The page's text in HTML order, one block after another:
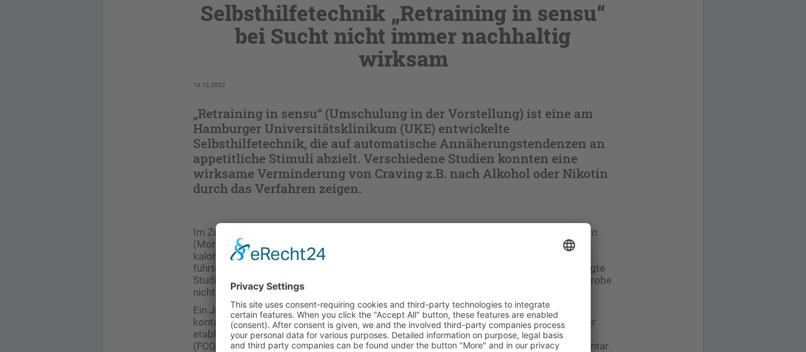
Selbsthilfetechnik „Retraining in sensu“
bei Sucht nicht immer nachhaltig
wirksam
14.12.2022
„Retraining in sensu“ (Umschulung in der Vorstellung) ist eine am
Hamburger Universitätsklinikum (UKE) entwickelte
Selbsthilfetechnik, die auf automatische Annäherungstendenzen an
appetitliche Stimuli abzielt. Verschiedene Studien konnten eine
wirksame Verminderung von Craving z.B. nach Alkohol oder Nikotin
durch das Verfahren zeigen.
Im Zuge einer 2019 publizierten randomisierten kontrollierten Studie mit 384 Teilnehmern
(Moritz et al., Transl Psychiatry, 2019) reduzierte Retraining in sensu das Verlangen nach
kalorienreichen Nahrungsmitteln nach einem sechswöchigen Interventionszeitraum und
führte zu einer Gewichtsreduktion bei den Teilnehmern (>
). Eine jetzt vorgelegte
Studie zeigt nun allerdings, dass die ermutigenden Kurzzeit-Ergebnisse bei dieser Stichprobe
nicht nachhaltig waren [1].
Ein Jahr nach Studienbeginn wurden alle Teilnehmer der Studie von Moritz et al. erneut
kontaktiert. Mittels einer visuellen Analogskala zur Messung des Verlangens und weiterer
etablierter psychometrischer Tests wie dem Food Cravings Questionnaire-Trait-reduced
(FCQ-T-r), dem Three-Factor Eating-Fragebogen (TFEQ) und dem Beck-Depressions-Inventar